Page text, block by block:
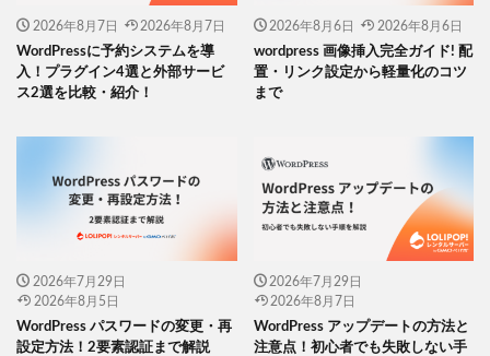
2026年8月7日 2026年8月7日
WordPressに予約システムを導
入！プラグイン4選と外部サービ
ス2選を比較・紹介！
2026年8月6日 2026年8月6日
wordpress 画像挿入完全ガイド! 配
置・リンク設定から軽量化のコツ
まで
2026年7月29日
2026年8月5日
WordPress パスワードの変更・再
設定方法！2要素認証まで解説
2026年7月29日
2026年8月7日
WordPress アップデートの方法と
注意点！初心者でも失敗しない手